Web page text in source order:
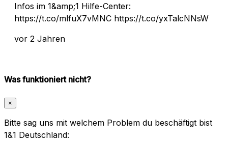
Infos im 1&amp;1 Hilfe-Center:
https://t.co/mlfuX7vMNC https://t.co/yxTalcNNsW
vor 2 Jahren
Was funktioniert nicht?
×
Bitte sag uns mit welchem Problem du beschäftigt bist
1&1 Deutschland: